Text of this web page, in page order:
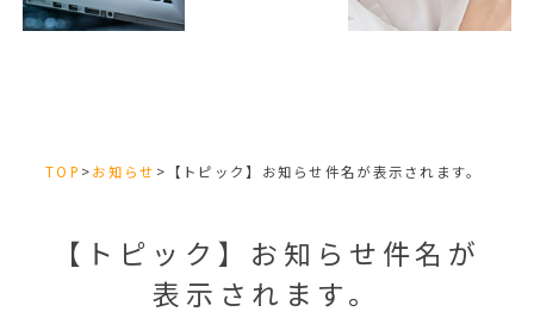
TOP >お知らせ > 【トピック】お知らせ件名が表示されます。
【トピック】お知らせ件名が
表示されます。